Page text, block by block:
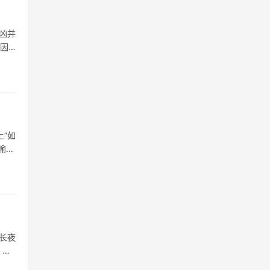
并
”如
其
夜